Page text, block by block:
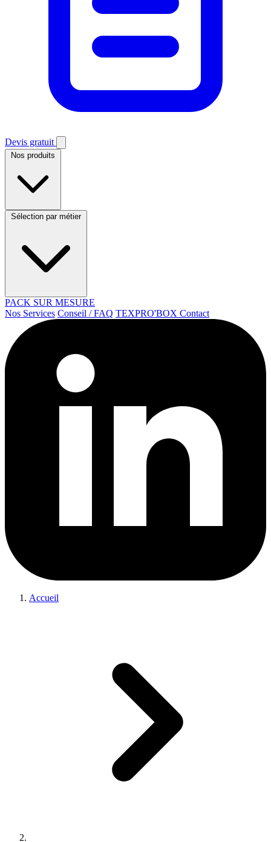
Devis gratuit
Nos produits
Sélection par métier
PACK SUR MESURE
Nos Services Conseil / FAQ TEXPRO'BOX Contact
Accueil